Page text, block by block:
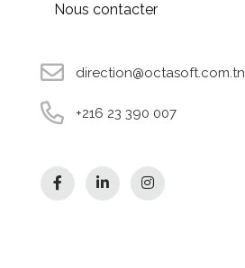
Nous contacter
direction@octasoft.com.tn
+216 23 390 007